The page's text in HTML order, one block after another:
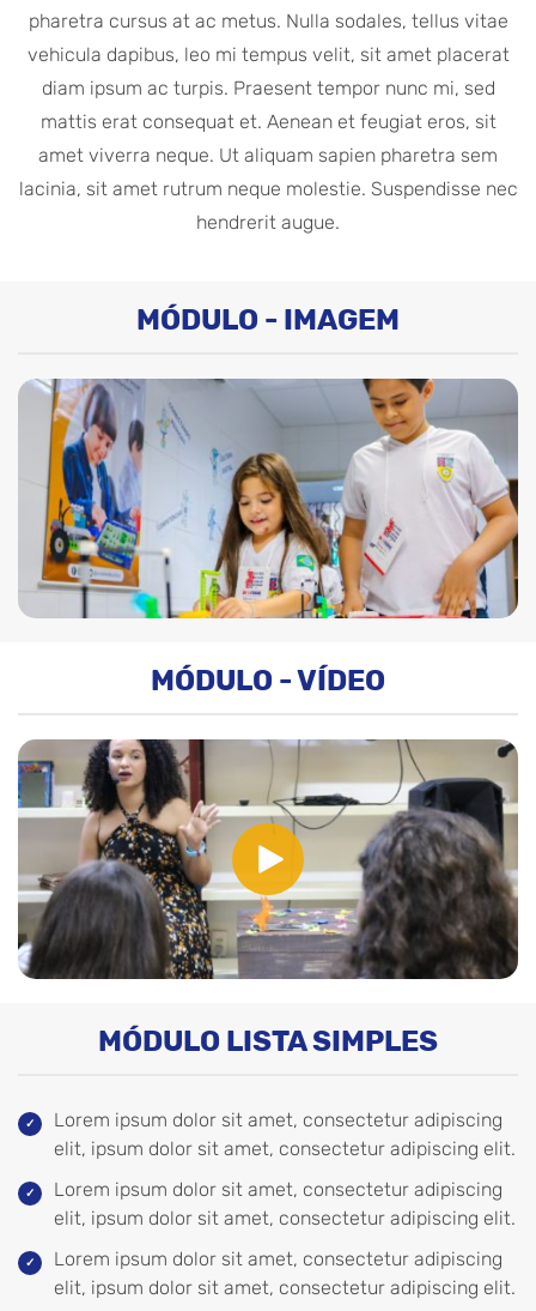
pharetra cursus at ac metus. Nulla sodales, tellus vitae
vehicula dapibus, leo mi tempus velit, sit amet placerat
diam ipsum ac turpis. Praesent tempor nunc mi, sed
mattis erat consequat et. Aenean et feugiat eros, sit
amet viverra neque. Ut aliquam sapien pharetra sem
lacinia, sit amet rutrum neque molestie. Suspendisse nec
hendrerit augue.
MÓDULO - IMAGEM
MÓDULO - VÍDEO
MÓDULO LISTA SIMPLES
Lorem ipsum dolor sit amet, consectetur adipiscing
elit, ipsum dolor sit amet, consectetur adipiscing elit.
Lorem ipsum dolor sit amet, consectetur adipiscing
elit, ipsum dolor sit amet, consectetur adipiscing elit.
Lorem ipsum dolor sit amet, consectetur adipiscing
elit, ipsum dolor sit amet, consectetur adipiscing elit.